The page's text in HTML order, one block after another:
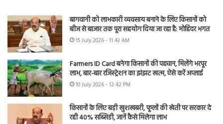
बागवानी को लाभकारी व्यवसाय बनाने के लिए किसानों को
बीज से बाजार तक पूरा सहयोग दिया जा रहा है: मोहिंदर भगत
15 July 2026 - 11:43 AM
Farmers ID Card बनेगा किसानों की पहचान, मिलेंगे भरपूर
लाभ, बार-बार रजिस्ट्रेशन का झंझट खत्म, ऐसे करें अप्लाई
10 July 2026 - 12:42 PM
किसानों के लिए बड़ी खुशखबरी, फूलों की खेती पर सरकार दे
रही 40% सब्सिडी, जानें कैसे मिलेगा लाभ